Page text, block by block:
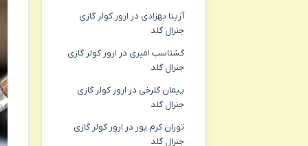
آزیتا بهزادی در ارور کولر گازی
جنرال گلد
گشتاسب امیری در ارور کولر گازی
جنرال گلد
پیمان گلرخی در ارور کولر گازی
جنرال گلد
توران کرم پور در ارور کولر گازی
جنرال گلد